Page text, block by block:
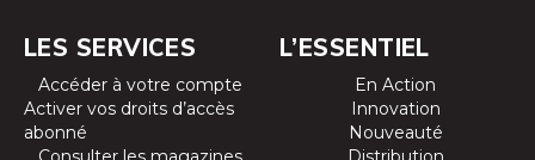
LES SERVICES
Accéder à votre compte
Activer vos droits d’accès
abonné
L’ESSENTIEL
En Action
Innovation
Nouveauté